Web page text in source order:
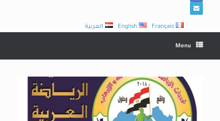
العربية English Français
Menu